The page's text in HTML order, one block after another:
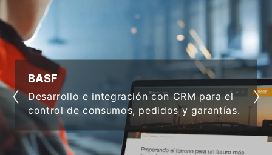
‹ BASF
Desarrollo e integración con CRM para el
control de consumos, pedidos y garantías.
›